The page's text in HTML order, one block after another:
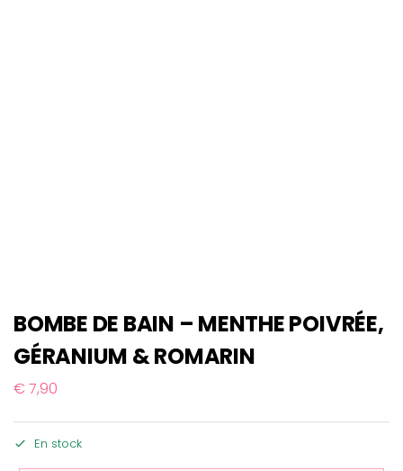
BOMBE DE BAIN – MENTHE POIVRÉE,
GÉRANIUM & ROMARIN
€7,90
En stock